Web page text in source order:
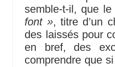
semble-t-il, que
font », titre d’un
des laissés pour
en bref, des
comprendre que